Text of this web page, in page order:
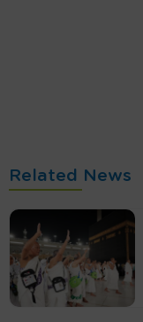
Related News